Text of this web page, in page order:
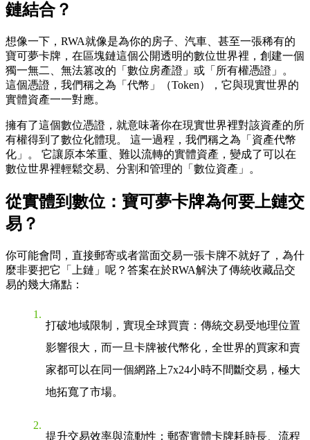
鏈結合？
想像一下，RWA就像是為你的房子、汽車、甚至一張稀有的
寶可夢卡牌，在區塊鏈這個公開透明的數位世界裡，創建一個
獨一無二、無法篡改的「數位房產證」或「所有權憑證」。
這個憑證，我們稱之為「代幣」（Token），它與現實世界的
實體資產一一對應。
擁有了這個數位憑證，就意味著你在現實世界裡對該資產的所
有權得到了數位化體現。 這一過程，我們稱之為「資產代幣
化」。 它讓原本笨重、難以流轉的實體資產，變成了可以在
數位世界裡輕鬆交易、分割和管理的「數位資產」。
從實體到數位：寶可夢卡牌為何要上鏈交
易？
你可能會問，直接郵寄或者當面交易一張卡牌不就好了，為什
麼非要把它「上鏈」呢？答案在於RWA解決了傳統收藏品交
易的幾大痛點：
打破地域限制，實現全球買賣 ：傳統交易受地理位置
影響很大，而一旦卡牌被代幣化，全世界的買家和賣
家都可以在同一個網路上7x24小時不間斷交易，極大
地拓寬了市場。
提升交易效率與流動性 ：郵寄實體卡牌耗時長、流程